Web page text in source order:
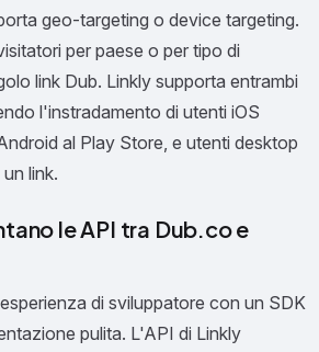
geo-targeting o device targeting.
per paese o per tipo di
link Dub. Linkly supporta entrambi
l'instradamento di utenti iOS
al Play Store, e utenti desktop
link.
le API tra Dub.co e
di sviluppatore con un SDK
pulita. L'API di Linkly